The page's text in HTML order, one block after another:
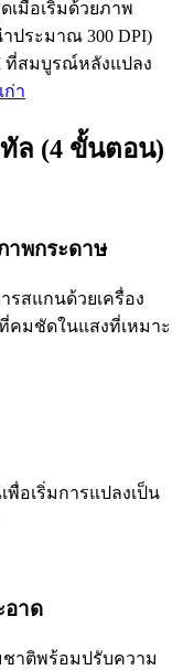
เมื่อเริ่มด้วยภาพ
ประมาณ 300 DPI)
ที่สมบูรณ์หลังแปลง
ก่า
ล (4 ขั้นตอน)
าพกระดาษ
รสแกนด้วยเครื่อง
คมชัดในแสงที่เหมาะ
อเริ่มการแปลงเป็น
อาด
ชาติพร้อมปรับความ